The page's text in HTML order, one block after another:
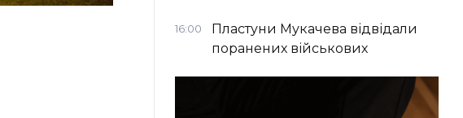
16:00
Пластуни Мукачева відвідали
поранених військових